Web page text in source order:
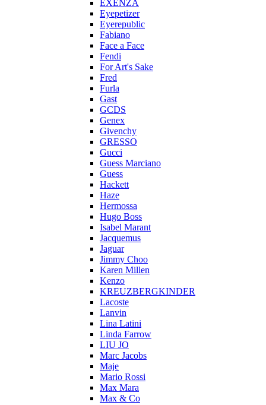
EXENZA
Eyepetizer
Eyerepublic
Fabiano
Face a Face
Fendi
For Art's Sake
Fred
Furla
Gast
GCDS
Genex
Givenchy
GRESSO
Gucci
Guess Marciano
Guess
Hackett
Haze
Hermossa
Hugo Boss
Isabel Marant
Jacquemus
Jaguar
Jimmy Choo
Karen Millen
Kenzo
KREUZBERGKINDER
Lacoste
Lanvin
Lina Latini
Linda Farrow
LIU JO
Marc Jacobs
Maje
Mario Rossi
Max Mara
Max & Co